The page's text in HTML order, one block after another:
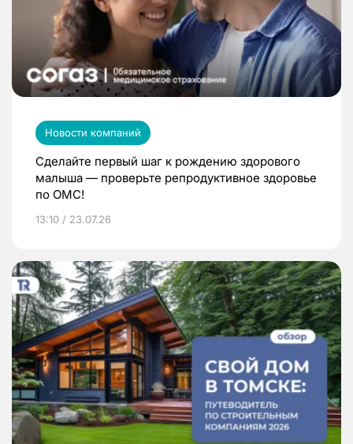
Новости компаний
Сделайте первый шаг к рождению здорового
малыша — проверьте репродуктивное здоровье
по ОМС!
13:10 / 23.07.26